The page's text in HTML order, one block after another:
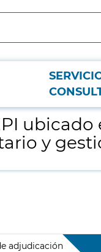
IFEMA, custodia
y
adjudicación